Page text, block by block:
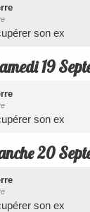
son ex
19
son ex
20
son ex